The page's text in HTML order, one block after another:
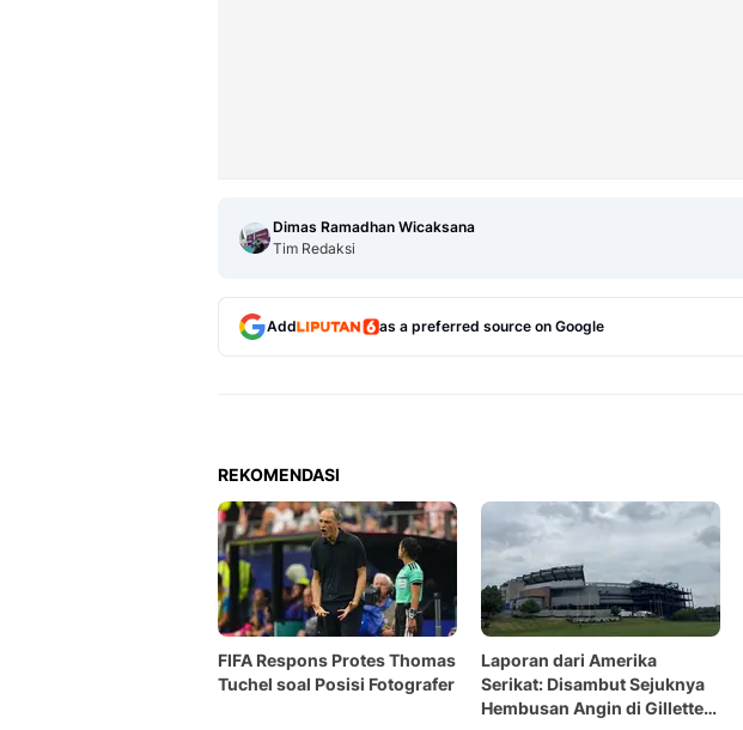
Dimas Ramadhan Wicaksana
Tim Redaksi
Add as a preferred source on Google
REKOMENDASI
FIFA Respons Protes Thomas
Tuchel soal Posisi Fotografer
Laporan dari Amerika
Serikat: Disambut Sejuknya
Hembusan Angin di Gillette